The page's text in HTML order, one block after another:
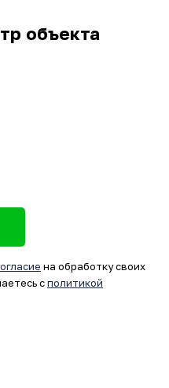
объекта
на обработку своих
сполитикой